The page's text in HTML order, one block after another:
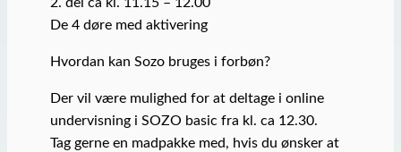
De 4 døre med aktivering
Hvordan kan Sozo bruges i forbøn?
Der vil være mulighed for at deltage i online
undervisning i SOZO basic fra kl. ca 12.30.
Tag gerne en madpakke med, hvis du ønsker at